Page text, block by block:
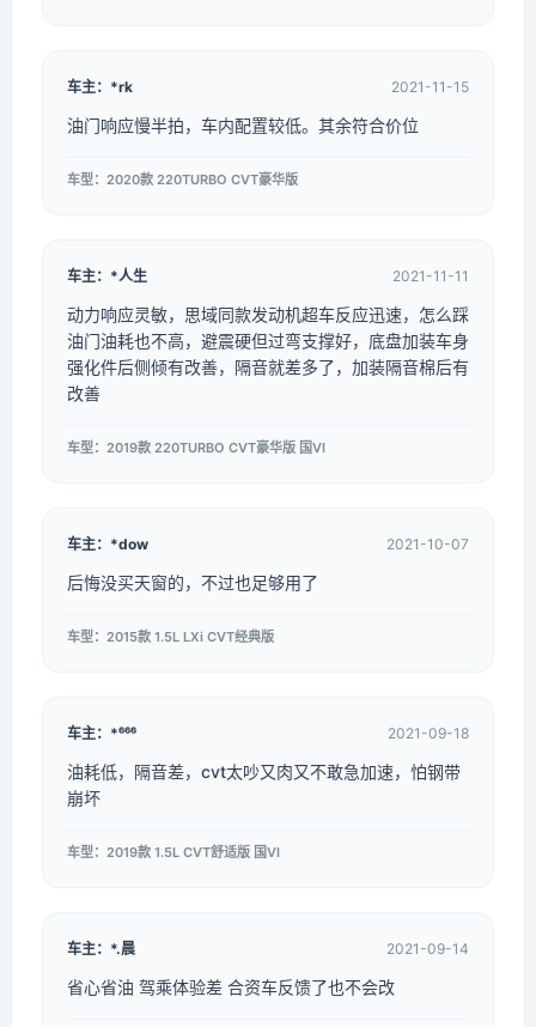
车主：*rk 2021-11-15
油门响应慢半拍，车内配置较低。其余符合价位
车型：2020款 220TURBO CVT豪华版
车主：*人生 2021-11-11
动力响应灵敏，思域同款发动机超车反应迅速，怎么踩
油门油耗也不高，避震硬但过弯支撑好，底盘加装车身
强化件后侧倾有改善，隔音就差多了，加装隔音棉后有
改善
车型：2019款 220TURBO CVT豪华版 国VI
车主：*dow 2021-10-07
后悔没买天窗的，不过也足够用了
车型：2015款 1.5L LXi CVT经典版
车主：*⁶⁶⁶ 2021-09-18
油耗低，隔音差，cvt太吵又肉又不敢急加速，怕钢带
崩坏
车型：2019款 1.5L CVT舒适版 国VI
车主：*.晨 2021-09-14
省心省油 驾乘体验差 合资车反馈了也不会改